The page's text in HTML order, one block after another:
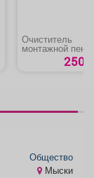
Очиститель
монтажной пены
«HAUSER»250
Общество
Мыски